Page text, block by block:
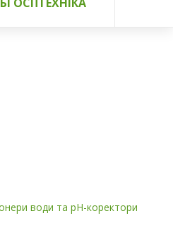
води та pH-коректори